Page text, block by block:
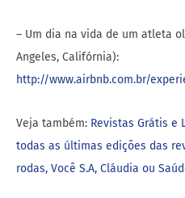
– Um dia na vida de um atleta
Angeles, Califórnia):
http://www.airbnb.com.br/
Veja também: Revistas Grátis e
todas as últimas edições das
rodas, Você S.A, Cláudia ou